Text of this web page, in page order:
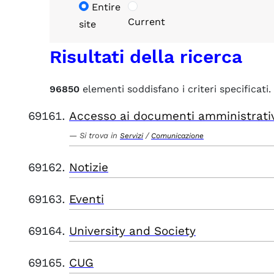
Entire
site
Current
Risultati della ricerca
96850 elementi soddisfano i criteri specificati.
Accesso ai documenti
Si trova in Servizi / Comunicazione
Notizie
Eventi
University and Society
CUG